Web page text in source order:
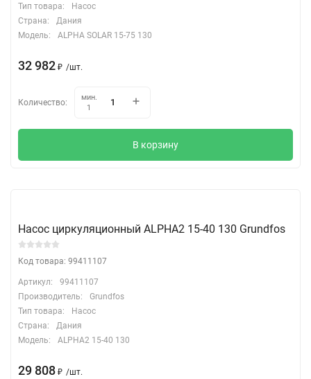
Тип товара:
Насос
Страна:
Дания
Модель:
ALPHA SOLAR 15-75 130
32 982 ₽ /шт.
Количество:
мин.
1
В корзину
Насос циркуляционный ALPHA2 15-40 130 Grundfos
Код товара: 99411107
Артикул:
99411107
Производитель:
Grundfos
Тип товара:
Насос
Страна:
Дания
Модель:
ALPHA2 15-40 130
29 808 ₽ /шт.